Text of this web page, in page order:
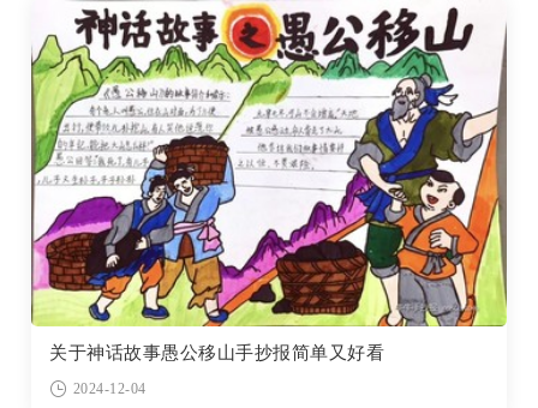
关于神话故事愚公移山手抄报简单又好看
2024-12-04